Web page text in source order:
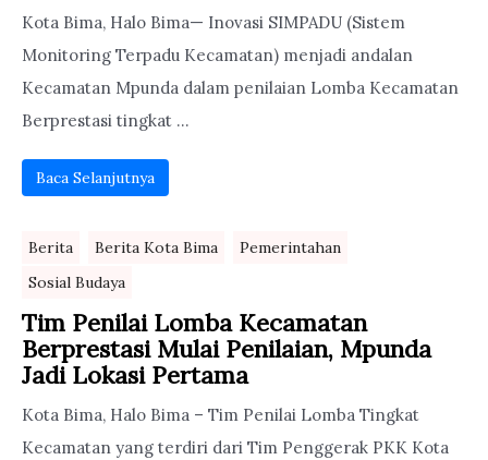
Kota Bima, Halo Bima— Inovasi SIMPADU (Sistem
Monitoring Terpadu Kecamatan) menjadi andalan
Kecamatan Mpunda dalam penilaian Lomba Kecamatan
Berprestasi tingkat ...
Baca Selanjutnya
Berita Berita Kota Bima
Pemerintahan
Sosial Budaya
Tim Penilai Lomba Kecamatan
Berprestasi Mulai Penilaian, Mpunda
Jadi Lokasi Pertama
Kota Bima, Halo Bima – Tim Penilai Lomba Tingkat
Kecamatan yang terdiri dari Tim Penggerak PKK Kota